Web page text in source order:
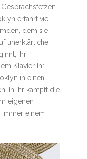
erfährt viel
dem sie
unerklärliche
ihr
Klavier ihr
in einen
In ihr kämpft die
eigenen
immer einem